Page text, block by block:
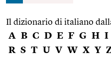
Il dizionario di italiano
A B C D E F G H I
R S T U V W X Y